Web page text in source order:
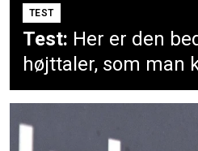
TEST
Test: Her er den
højttaler, som man